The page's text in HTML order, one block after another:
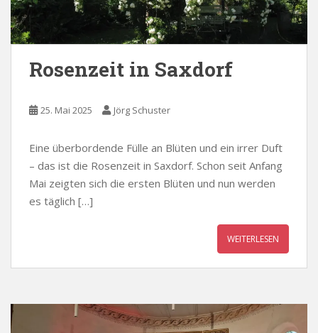
Rosenzeit in Saxdorf
25. Mai 2025 Jörg Schuster
Eine überbordende Fülle an Blüten und ein irrer Duft
– das ist die Rosenzeit in Saxdorf. Schon seit Anfang
Mai zeigten sich die ersten Blüten und nun werden
es täglich […]
WEITERLESEN